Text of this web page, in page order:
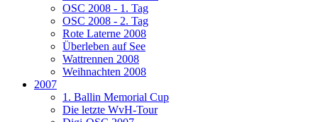
OSC 2008 - 1. Tag
OSC 2008 - 2. Tag
Rote Laterne 2008
Überleben auf See
Wattrennen 2008
Weihnachten 2008
2007
1. Ballin Memorial Cup
Die letzte WvH-Tour